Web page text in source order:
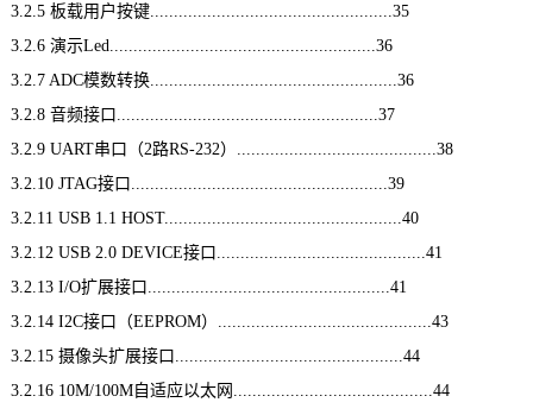
3.2.5 板载用户按键...................................................35
3.2.6 演示Led........................................................36
3.2.7 ADC模数转换....................................................36
3.2.8 音频接口.......................................................37
3.2.9 UART串口（2路RS-232）..........................................38
3.2.10 JTAG接口......................................................39
3.2.11 USB 1.1 HOST..................................................40
3.2.12 USB 2.0 DEVICE接口............................................41
3.2.13 I/O扩展接口...................................................41
3.2.14 I2C接口（EEPROM）.............................................43
3.2.15 摄像头扩展接口................................................44
3.2.16 10M/100M自适应以太网..........................................44